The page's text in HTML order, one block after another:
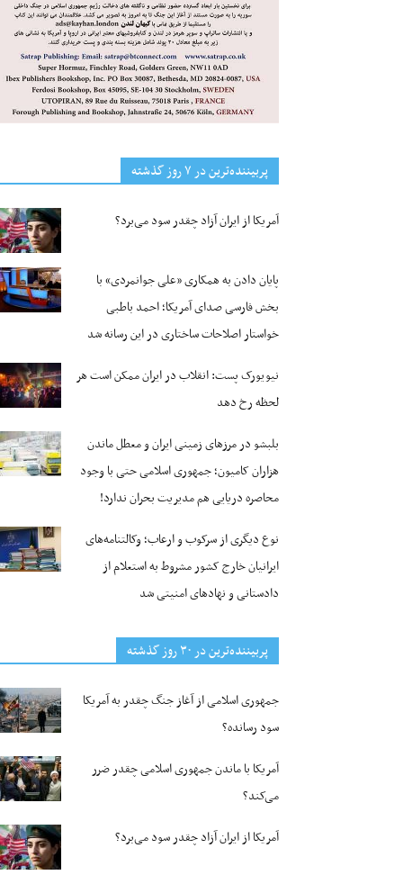
پربیننده‌ترین‌ در ۷ روز گذشته
آمریکا از ایران آزاد چقدر سود می‌برد؟
پایان دادن به همکاری «علی جوانمردی» با
بخش فارسی صدای آمریکا؛ احمد باطبی
خواستار اصلاحات ساختاری در این رسانه شد
نیویورک پست: انقلاب در ایران ممکن است هر
لحظه رخ دهد
بلبشو در مرزهای زمینی ایران و معطل ماندن
هزاران کامیون؛ جمهوری اسلامی حتی با وجود
محاصره دریایی هم مدیریت بحران ندارد!
نوع دیگری از سرکوب و ارعاب؛ وکالتنامه‌های
ایرانیان خارج کشور مشروط به استعلام از
دادستانی و نهادهای امنیتی شد
پربیننده‌ترین‌ در ۳۰ روز گذشته
جمهوری اسلامی از آغاز جنگ چقدر به آمریکا
سود رسانده؟
آمریکا با ماندن جمهوری اسلامی چقدر ضرر
می‌کند؟
آمریکا از ایران آزاد چقدر سود می‌برد؟